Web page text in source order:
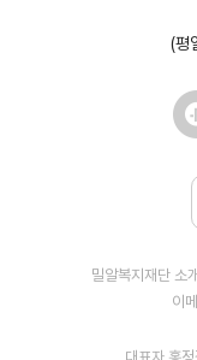
(평
밀알복지재단 소개
이